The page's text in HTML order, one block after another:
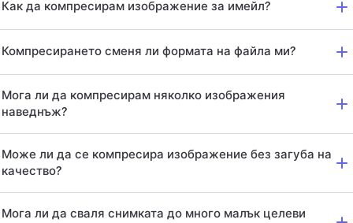
Как да компресирам изображение за имейл?
Компресирането сменя ли формата на файла ми?
Мога ли да компресирам няколко изображения
наведнъж?
Може ли да се компресира изображение без загуба на
качество?
Мога ли да сваля снимката до много малък целеви